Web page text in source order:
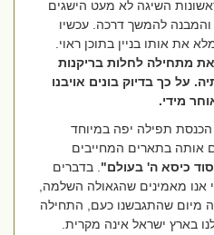
הראשונות השיגה לא מעט הישגים
להמשך דרכה. עכשיו
את אותו בניין בתוכן ראוי.
לחלות בריקנות
כך בדיוק בונים אויבנו
מידי.
תפילה יפה במיוחד
בתארים המחייבים
כיסא ה' בעולם". בדברים
מאמינים שהגאולה השלמה,
כבר 3,300 שנה מיום שהתגבשנו כעם, התחילה
ישראל אינה מקרית.